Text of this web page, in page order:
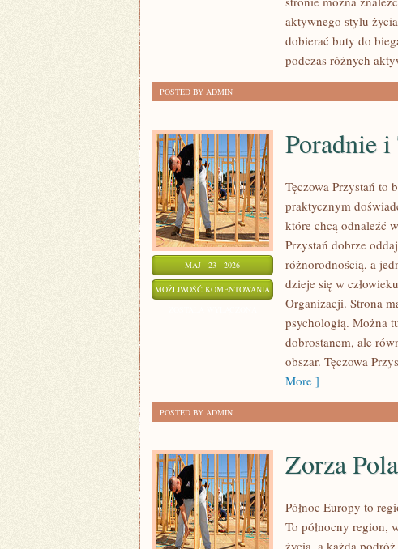
aktywnego stylu
dobierać buty do
podczas różnych
POSTED BY ADMIN
MAJ - 23 - 2026
MOŻLIWOŚĆ KOMENTOWANIA PORADNIE
TERAPIE
Poradnie i
Tęczowa Przystań to
praktycznym
które chcą odnaleźć
Przystań dobrze
różnorodnością, a
dzieje się w
Organizacji. Strona
psychologią. Można
dobrostanem, ale
obszar. Tęczowa
More ]
POSTED BY ADMIN
Zorza
Północ Europy to
To północny region,
życia, a każda